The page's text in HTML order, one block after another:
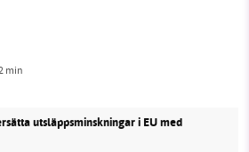
min
utsläppsminskningar i EU med